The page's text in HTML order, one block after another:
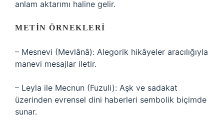
anlam aktarımı haline gelir.
METIN ÖRNEKLERI
– Mesnevi (Mevlânâ): Alegorik hikâyeler aracılığıyla
manevi mesajlar iletir.
– Leyla ile Mecnun (Fuzuli): Aşk ve sadakat
üzerinden evrensel dini haberleri sembolik biçimde
sunar.